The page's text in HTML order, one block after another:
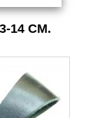
14 СМ.